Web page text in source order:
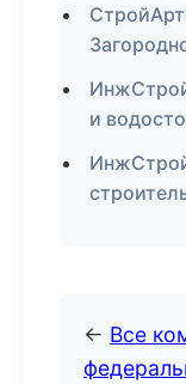
и
← Все